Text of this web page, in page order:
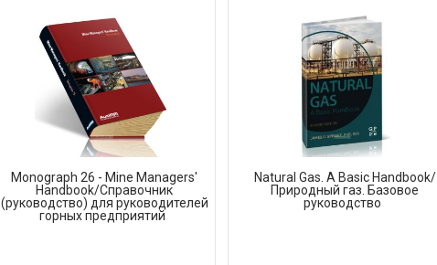
Monograph 26 - Mine Managers'
Handbook/Справочник
(руководство) для руководителей
горных предприятий
Natural Gas. A Basic Handbook/
Природный газ. Базовое
руководство